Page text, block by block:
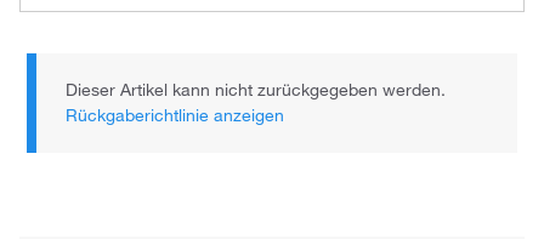
Dieser Artikel kann nicht zurückgegeben werden.
Rückgaberichtlinie anzeigen